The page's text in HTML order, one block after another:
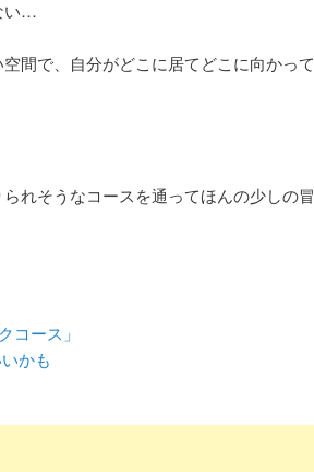
い…
間で、自分がどこに居てどこに向かって
れそうなコースを通ってほんの少しの冒
コース」
かも